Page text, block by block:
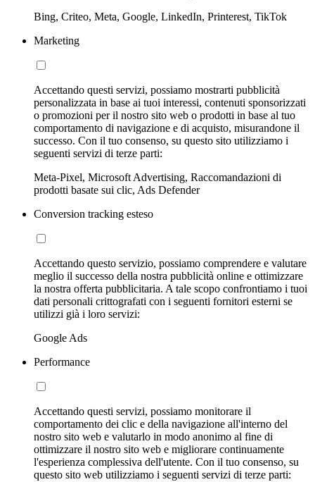
Bing, Criteo, Meta, Google, LinkedIn, Printerest, TikTok
Marketing
Accettando questi servizi, possiamo mostrarti pubblicità
personalizzata in base ai tuoi interessi, contenuti sponsorizzati
o promozioni per il nostro sito web o prodotti in base al tuo
comportamento di navigazione e di acquisto, misurandone il
successo. Con il tuo consenso, su questo sito utilizziamo i
seguenti servizi di terze parti:
Meta-Pixel, Microsoft Advertising, Raccomandazioni di
prodotti basate sui clic, Ads Defender
Conversion tracking esteso
Accettando questo servizio, possiamo comprendere e valutare
meglio il successo della nostra pubblicità online e ottimizzare
la nostra offerta pubblicitaria. A tale scopo confrontiamo i tuoi
dati personali crittografati con i seguenti fornitori esterni se
utilizzi già i loro servizi:
Google Ads
Performance
Accettando questi servizi, possiamo monitorare il
comportamento dei clic e della navigazione all'interno del
nostro sito web e valutarlo in modo anonimo al fine di
ottimizzare il nostro sito web e migliorare continuamente
l'esperienza complessiva dell'utente. Con il tuo consenso, su
questo sito web utilizziamo i seguenti servizi di terze parti: